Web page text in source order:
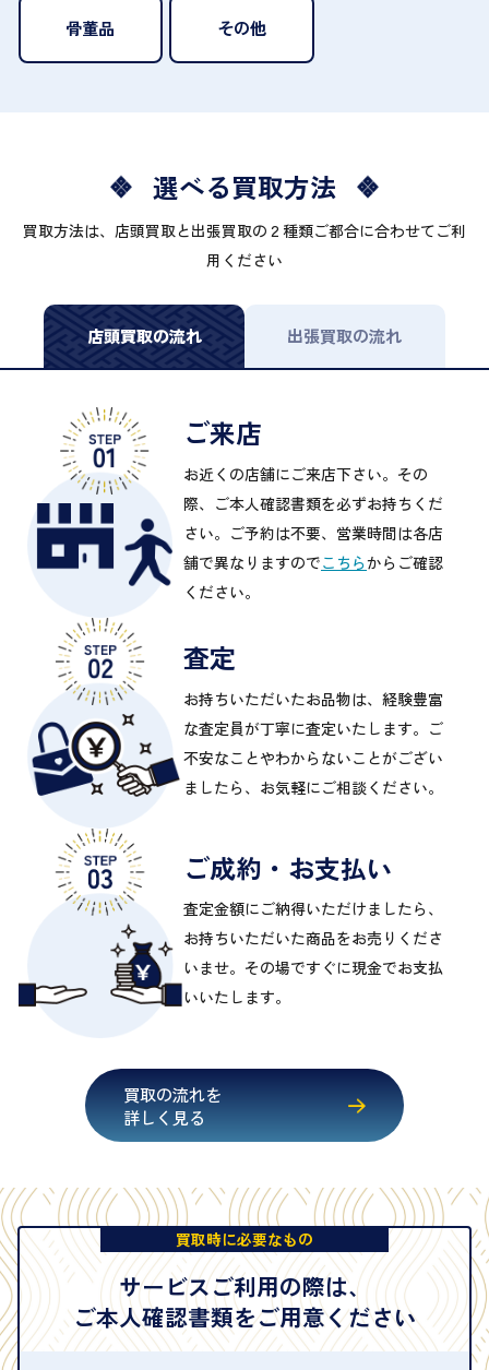
骨董品 その他
選べる買取方法
買取方法は、店頭買取と出張買取の２種類ご都合に合わせてご利
用ください
店頭買取の流れ 出張買取の流れ
ご来店
お近くの店舗にご来店下さい。その
際、ご本人確認書類を必ずお持ちくだ
さい。ご予約は不要、営業時間は各店
舗で異なりますのでこちらからご確認
ください。
査定
お持ちいただいたお品物は、経験豊富
な査定員が丁寧に査定いたします。ご
不安なことやわからないことがござい
ましたら、お気軽にご相談ください。
ご成約・お支払い
査定金額にご納得いただけましたら、
お持ちいただいた商品をお売りくださ
いませ。その場ですぐに現金でお支払
いいたします。
買取の流れを
詳しく見る
買取時に必要なもの
サービスご利用の際は、
ご本人確認書類をご用意ください